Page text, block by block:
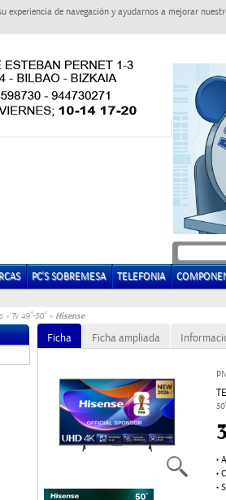
experiencia de navegación y ayudarnos a mejorar
PC'S SOBREMESA TELEFONIA
» Tv 49"-50"» Hisense
Ficha Ficha ampliada
●
●
●